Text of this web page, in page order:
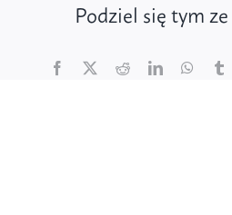
Podziel się tym
Facebook
X RedditLinkedIn